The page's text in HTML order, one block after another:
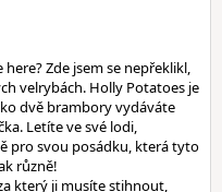
Zde jsem se nepřeklikl,
velrybách. Holly Potatoes je
dvě brambory vydáváte
Letíte ve své lodi,
pro svou posádku, která tyto
různě!
který ji musíte stihnout,